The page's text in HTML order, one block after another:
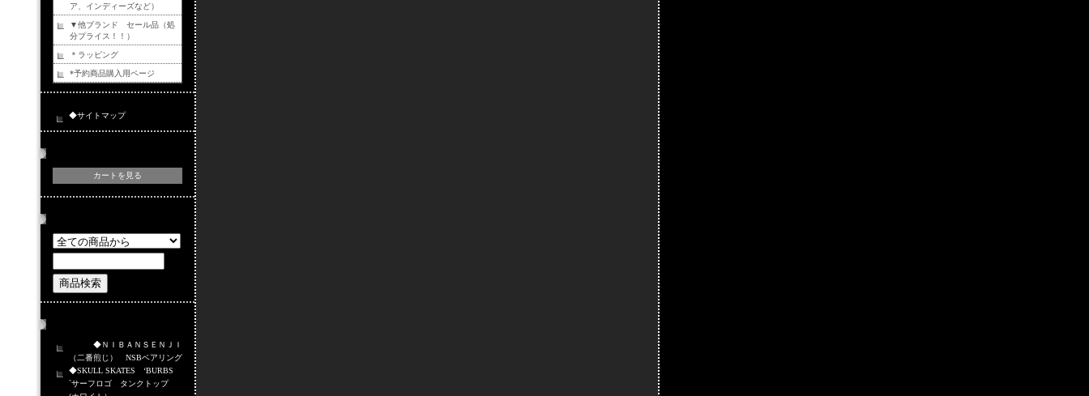
ア、インディーズなど）
▼他ブランド セール品（処
分プライス！！）
＊ラッピング
*予約商品購入用ページ
◆サイトマップ
カートを見る
◆ＮＩＢＡＮＳＥＮＪＩ
（二番煎じ） NSBベアリング
◆SKULL SKATES ‘BURBS
`サーフロゴ タンクトップ